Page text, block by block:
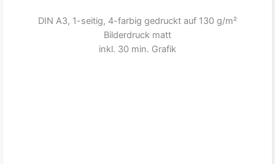
DIN A3, 1-seitig, 4-farbig gedruckt auf 130 g/m²
Bilderdruck matt
inkl. 30 min. Grafik